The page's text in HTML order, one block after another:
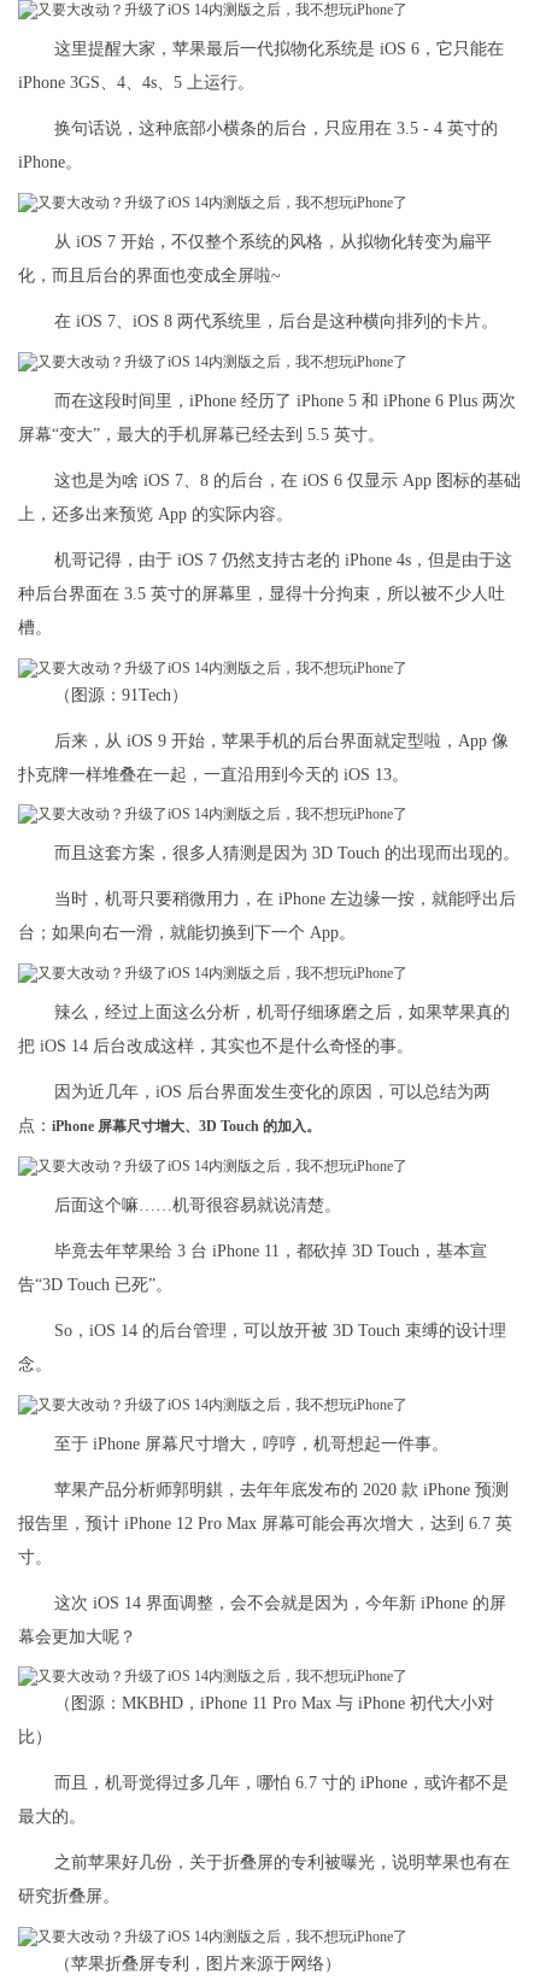
这里提醒大家，苹果最后一代拟物化系统是 iOS 6，它只能在
iPhone 3GS、4、4s、5 上运行。
换句话说，这种底部小横条的后台，只应用在 3.5 - 4 英寸的
iPhone。
从 iOS 7 开始，不仅整个系统的风格，从拟物化转变为扁平
化，而且后台的界面也变成全屏啦~
在 iOS 7、iOS 8 两代系统里，后台是这种横向排列的卡片。
而在这段时间里，iPhone 经历了 iPhone 5 和 iPhone 6 Plus 两次
屏幕“变大”，最大的手机屏幕已经去到 5.5 英寸。
这也是为啥 iOS 7、8 的后台，在 iOS 6 仅显示 App 图标的基础
上，还多出来预览 App 的实际内容。
机哥记得，由于 iOS 7 仍然支持古老的 iPhone 4s，但是由于这
种后台界面在 3.5 英寸的屏幕里，显得十分拘束，所以被不少人吐
槽。
（图源：91Tech）
后来，从 iOS 9 开始，苹果手机的后台界面就定型啦，App 像
扑克牌一样堆叠在一起，一直沿用到今天的 iOS 13。
而且这套方案，很多人猜测是因为 3D Touch 的出现而出现的。
当时，机哥只要稍微用力，在 iPhone 左边缘一按，就能呼出后
台；如果向右一滑，就能切换到下一个 App。
辣么，经过上面这么分析，机哥仔细琢磨之后，如果苹果真的
把 iOS 14 后台改成这样，其实也不是什么奇怪的事。
因为近几年，iOS 后台界面发生变化的原因，可以总结为两
点： iPhone 屏幕尺寸增大、3D Touch 的加入。
后面这个嘛……机哥很容易就说清楚。
毕竟去年苹果给 3 台 iPhone 11，都砍掉 3D Touch，基本宣
告“3D Touch 已死”。
So，iOS 14 的后台管理，可以放开被 3D Touch 束缚的设计理
念。
至于 iPhone 屏幕尺寸增大，哼哼，机哥想起一件事。
苹果产品分析师郭明錤，去年年底发布的 2020 款 iPhone 预测
报告里，预计 iPhone 12 Pro Max 屏幕可能会再次增大，达到 6.7 英
寸。
这次 iOS 14 界面调整，会不会就是因为，今年新 iPhone 的屏
幕会更加大呢？
（图源：MKBHD，iPhone 11 Pro Max 与 iPhone 初代大小对
比）
而且，机哥觉得过多几年，哪怕 6.7 寸的 iPhone，或许都不是
最大的。
之前苹果好几份，关于折叠屏的专利被曝光，说明苹果也有在
研究折叠屏。
（苹果折叠屏专利，图片来源于网络）